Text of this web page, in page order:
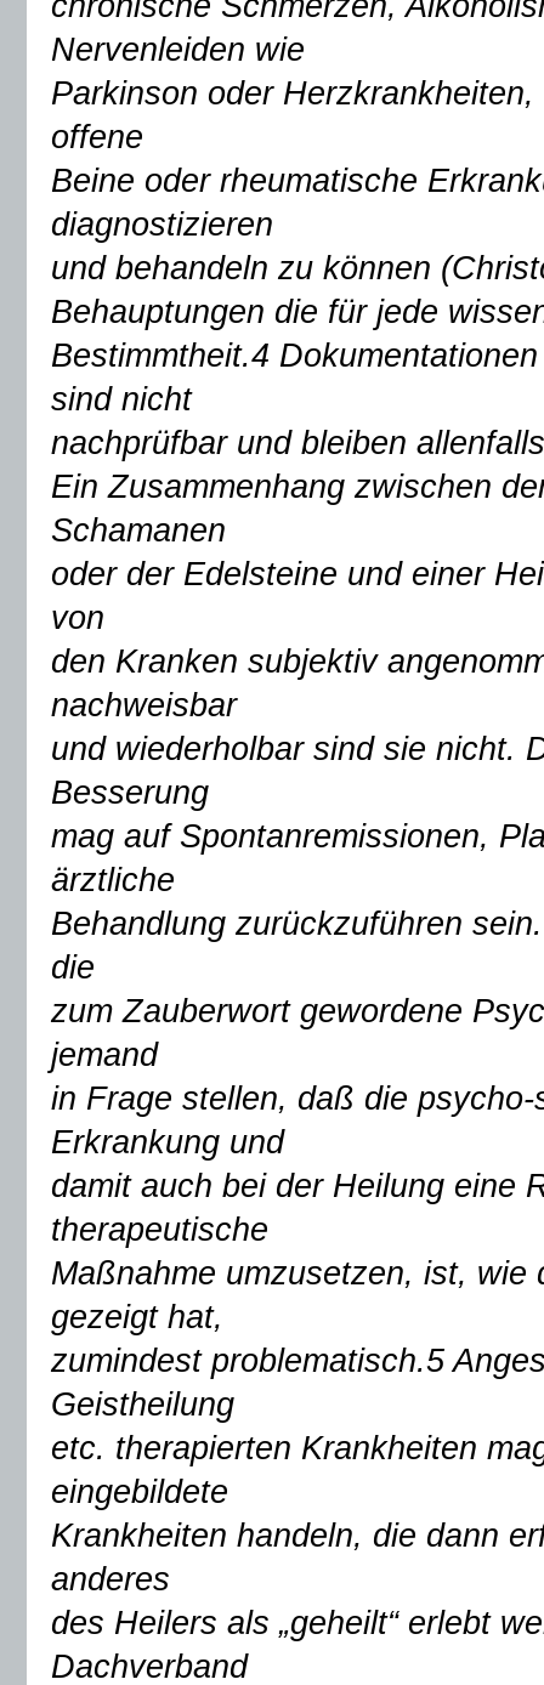
Nervenleiden wie
Parkinson oder
offene
Beine oder rheumatische
diagnostizieren
und behandeln zu können
Behauptungen die für jede
Bestimmtheit.4
sind nicht
nachprüfbar und bleiben
Ein Zusammenhang zwischen
Schamanen
oder der Edelsteine und einer
von
den Kranken subjektiv
nachweisbar
und wiederholbar sind sie nicht.
Besserung
mag auf Spontanremissionen,
ärztliche
Behandlung zurückzuführen
die
zum Zauberwort gewordene
jemand
in Frage stellen, daß die
Erkrankung und
damit auch bei der Heilung eine
therapeutische
Maßnahme umzusetzen, ist, wie
gezeigt hat,
zumindest problematisch.5
Geistheilung
etc. therapierten Krankheiten
eingebildete
Krankheiten handeln, die dann
anderes
des Heilers als „geheilt“ erlebt
Dachverband